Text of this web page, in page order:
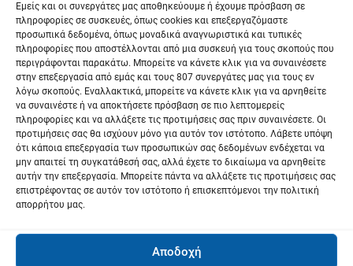
Εμείς και οι συνεργάτες μας αποθηκεύουμε ή έχουμε πρόσβαση σε
πληροφορίες σε συσκευές, όπως cookies και επεξεργαζόμαστε
προσωπικά δεδομένα, όπως μοναδικά αναγνωριστικά και τυπικές
πληροφορίες που αποστέλλονται από μια συσκευή για τους σκοπούς που
περιγράφονται παρακάτω. Μπορείτε να κάνετε κλικ για να συναινέσετε
στην επεξεργασία από εμάς και τους 807 συνεργάτες μας για τους εν
λόγω σκοπούς. Εναλλακτικά, μπορείτε να κάνετε κλικ για να αρνηθείτε
να συναινέστε ή να αποκτήσετε πρόσβαση σε πιο λεπτομερείς
πληροφορίες και να αλλάξετε τις προτιμήσεις σας πριν συναινέσετε. Οι
προτιμήσεις σας θα ισχύουν μόνο για αυτόν τον ιστότοπο. Λάβετε υπόψη
ότι κάποια επεξεργασία των προσωπικών σας δεδομένων ενδέχεται να
μην απαιτεί τη συγκατάθεσή σας, αλλά έχετε το δικαίωμα να αρνηθείτε
αυτήν την επεξεργασία. Μπορείτε πάντα να αλλάξετε τις προτιμήσεις σας
επιστρέφοντας σε αυτόν τον ιστότοπο ή επισκεπτόμενοι την πολιτική
απορρήτου μας.
Αποδοχή